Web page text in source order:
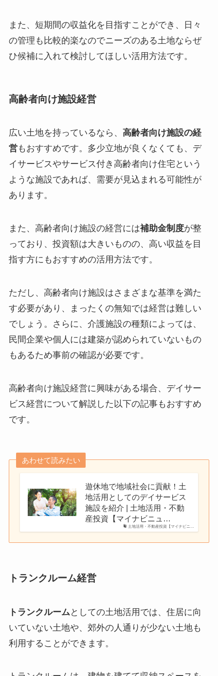
また、短期間の収益化を目指すことができ、日々
の管理も比較的楽なのでニーズのある土地ならぜ
ひ候補に入れて検討してほしい活用方法です。
高齢者向け施設経営
広い土地を持っているなら、 高齢者向け施設の経
営もおすすめです。多少立地が良くなくても、デ
イサービスやサービス付き高齢者向け住宅という
ような施設であれば、需要が見込まれる可能性が
あります。
また、高齢者向け施設の経営には補助金制度が整
っており、投資額は大きいものの、高い収益を目
指す方にもおすすめの活用方法です。
ただし、高齢者向け施設はさまざまな基準を満た
す必要があり、まったくの無知では経営は難しい
でしょう。さらに、介護施設の種類によっては、
民間企業や個人には建築が認められていないもの
もあるため事前の確認が必要です。
高齢者向け施設経営に興味がある場合、デイサー
ビス経営について解説した以下の記事もおすすめ
です。
あわせて読みたい
土地活用・不動産投資【マイナビニ…
遊休地で地域社会に貢献！土
地活用としてのデイサービス
施設を紹介 | 土地活用・不動
産投資【マイナビニュ…
トランクルーム経営
トランクルーム としての土地活用では、住居に向
いていない土地や、郊外の人通りが少ない土地も
利用することができます。